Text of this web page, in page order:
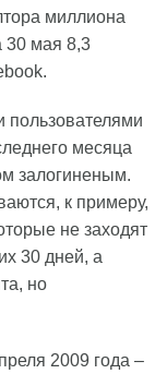
миллиона
30 мая 8,3
пользователями
месяца
залогиненым.
к примеру,
не заходят
30 дней, а
но
2009 года –